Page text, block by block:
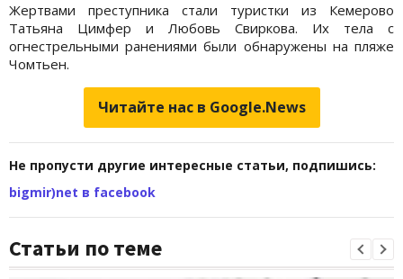
Жертвами преступника стали туристки из Кемерово
Татьяна Цимфер и Любовь Свиркова. Их тела с
огнестрельными ранениями были обнаружены на пляже
Чомтьен.
Читайте нас в Google.News
Не пропусти другие интересные статьи, подпишись:
bigmir)net в facebook
Статьи по теме